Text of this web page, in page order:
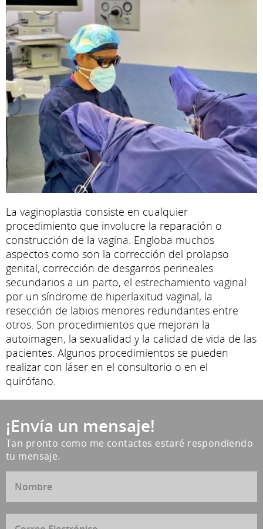
La vaginoplastia consiste en cualquier
procedimiento que involucre la reparación o
construcción de la vagina. Engloba muchos
aspectos como son la corrección del prolapso
genital, corrección de desgarros perineales
secundarios a un parto, el estrechamiento vaginal
por un síndrome de hiperlaxitud vaginal, la
resección de labios menores redundantes entre
otros. Son procedimientos que mejoran la
autoimagen, la sexualidad y la calidad de vida de las
pacientes. Algunos procedimientos se pueden
realizar con láser en el consultorio o en el
quirófano.
¡Envía un mensaje!
Tan pronto como me contactes estaré respondiendo
tu mensaje.